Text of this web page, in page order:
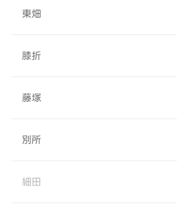
東畑
膝折
藤塚
別所
細田